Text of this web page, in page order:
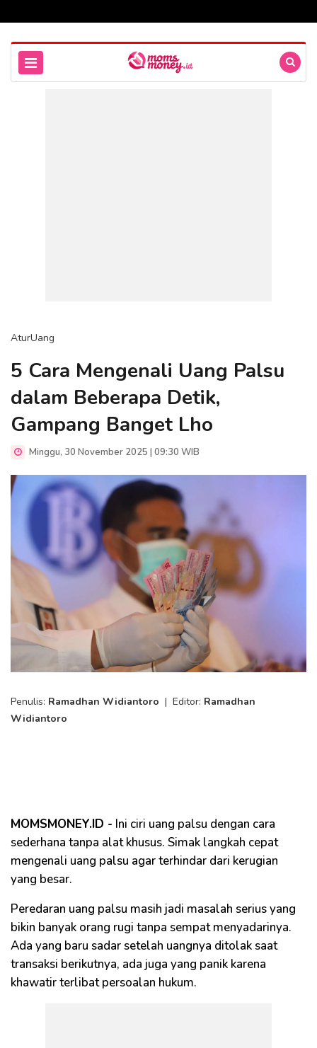
AturUang
5 Cara Mengenali Uang Palsu
dalam Beberapa Detik,
Gampang Banget Lho
Minggu, 30 November 2025 | 09:30 WIB
Penulis: Ramadhan Widiantoro | Editor: Ramadhan
Widiantoro
MOMSMONEY.ID - Ini ciri uang palsu dengan cara
sederhana tanpa alat khusus. Simak langkah cepat
mengenali uang palsu agar terhindar dari kerugian
yang besar.
Peredaran uang palsu masih jadi masalah serius yang
bikin banyak orang rugi tanpa sempat menyadarinya.
Ada yang baru sadar setelah uangnya ditolak saat
transaksi berikutnya, ada juga yang panik karena
khawatir terlibat persoalan hukum.